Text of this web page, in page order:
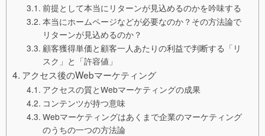
前提として本当にリターンが見込めるのかを吟味する
本当にホームページなどが必要なのか？その方法論で
リターンが見込めるのか？
顧客獲得単価と顧客一人あたりの利益で判断する「リ
スク」と「許容値」
アクセス後のWebマーケティング
アクセスの質とWebマーケティングの成果
コンテンツが持つ意味
Webマーケティングはあくまで企業のマーケティング
のうちの一つの方法論